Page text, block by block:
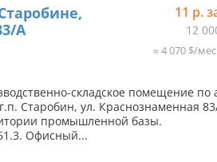
А
11 р.
12
≈ 4 070 $/
складское помещение по
Старобин, ул. Краснознаменная
промышленной базы.
Офисный...